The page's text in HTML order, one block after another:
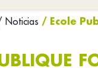
Noticias / Ecole